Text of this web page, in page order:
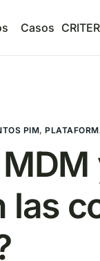
Casos
PIM,
las